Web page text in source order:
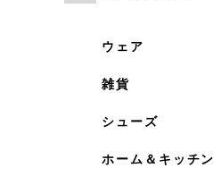
ウェア
雑貨
シューズ
ホーム＆キッチン